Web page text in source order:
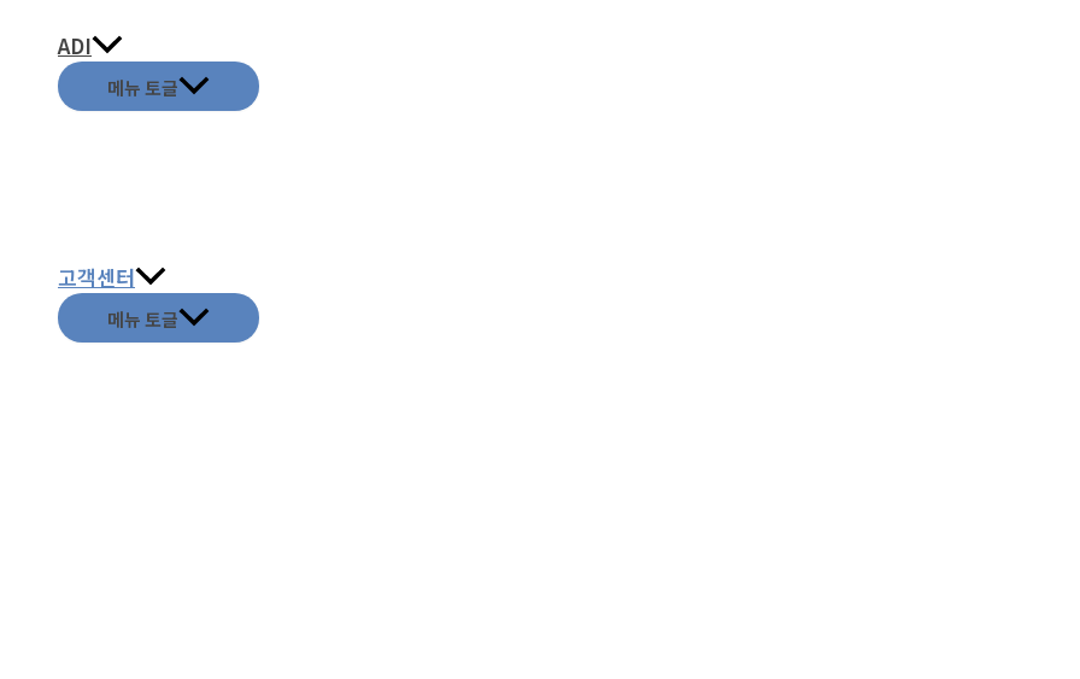
ADI
메뉴 토글
고객센터
메뉴 토글